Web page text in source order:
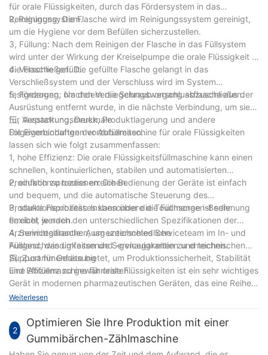
für orale Flüssigkeiten, durch das Fördersystem in das
Reinigungssystem.
2, Reinigung: Die Flasche wird im Reinigungssystem gereinigt,
um die Hygiene vor dem Befüllen sicherzustellen.
3, Füllung: Nach dem Reinigen der Flasche in das Füllsystem
wird unter der Wirkung der Kreiselpumpe die orale Flüssigkeit in
die Flasche gefüllt.
4. Verschließen: Die gefüllte Flasche gelangt in das
Verschließsystem und der Verschluss wird im System
festgezogen, um den Versiegelungsvorgang abzuschließen.
5, Förderung: Nachdem die Schraubverschlussflasche aus der
Ausrüstung entfernt wurde, in die nächste Verbindung, um sie
für Verpackung, Druck, Produktlagerung und andere
Folgeverbindungen vorzubereiten.
三, Ausstattungsmerkmale
Die Eigenschaften der Abfüllmaschine für orale Flüssigkeiten
lassen sich wie folgt zusammenfassen:
1, hohe Effizienz: Die orale Flüssigkeitsfüllmaschine kann einen
schnellen, kontinuierlichen, stabilen und automatisierten
Produktionsprozess erreichen.
2, einfach zu bedienen: Die Bedienung der Geräte ist einfach
und bequem, und die automatische Steuerung des
Produktionsprozesses kann über die Touchscreen-Bedienung
erreicht werden.
3, starke Flexibilität: Insbesondere die Füllmenge ist sehr
flexibel, je nach den unterschiedlichen Spezifikationen der
Arzneimittelflaschen, um unterschiedliche
Füllgeschwindigkeiten und -genauigkeiten zu erreichen.
4, Servicegarantie: Ausgezeichnetes Serviceteam im In- und
Ausland, das umfassende Servicegarantien und technischen
Support für Geräte bietet, um Produktionssicherheit, Stabilität
und Effizienz zu gewährleisten.
四. Zusammenfassung
Eine Abfüllmaschine für orale Flüssigkeiten ist ein sehr wichtiges
Gerät in modernen pharmazeutischen Geräten, das eine Reihe
von Aufgaben wie Flaschenreinigung, Abfüllung und
durch hohe Effizienz, einfache Bedienung und große Flexibilität
aus, was nicht nur die Produktionseffizienz verbessert, sondern
auch die Produktionskosten effektiv senkt. Gleichzeitig bietet
Weiterlesen
2
Optimieren Sie Ihre Produktion mit einer
Gummibärchen-Zählmaschine